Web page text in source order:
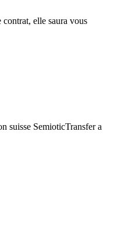
elle saura vous
suisse SemioticTransfer a